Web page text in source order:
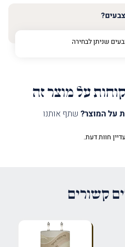
שניתן לבחירה
על מוצר זה
על המוצר? שתף אותנו
חוות דעת.
קשורים